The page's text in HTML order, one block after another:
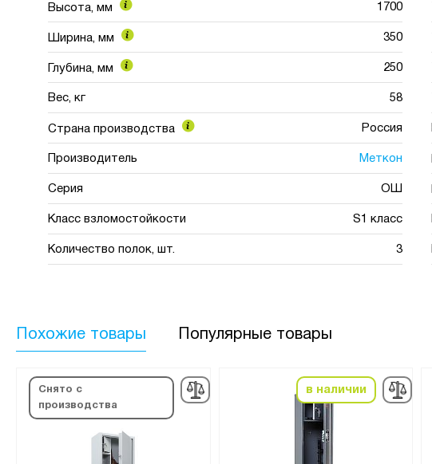
Высота, мм 1700
Ширина, мм 350
Глубина, мм 250
Вес, кг 58
Страна производства Россия
Производитель Меткон
Серия ОШ
Класс взломостойкости S1 класс
Количество полок, шт. 3
Похожие товары Популярные товары
Снято с
производства
в наличии